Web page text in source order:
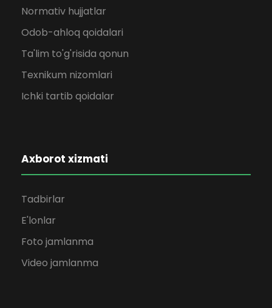
Normativ hujjatlar
Odob-ahloq qoidalari
Ta'lim to'g'risida qonun
Texnikum nizomlari
Ichki tartib qoidalar
Axborot xizmati
Tadbirlar
E'lonlar
Foto jamlanma
Video jamlanma